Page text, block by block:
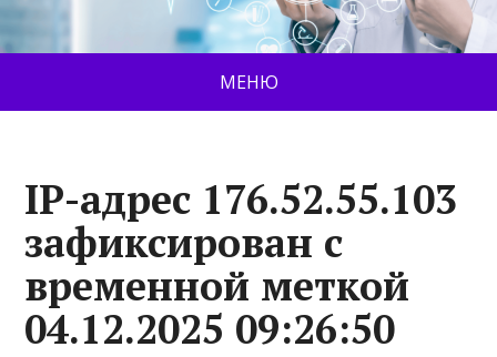
МЕНЮ
IP-адрес 176.52.55.103
зафиксирован с
временной меткой
04.12.2025 09:26:50